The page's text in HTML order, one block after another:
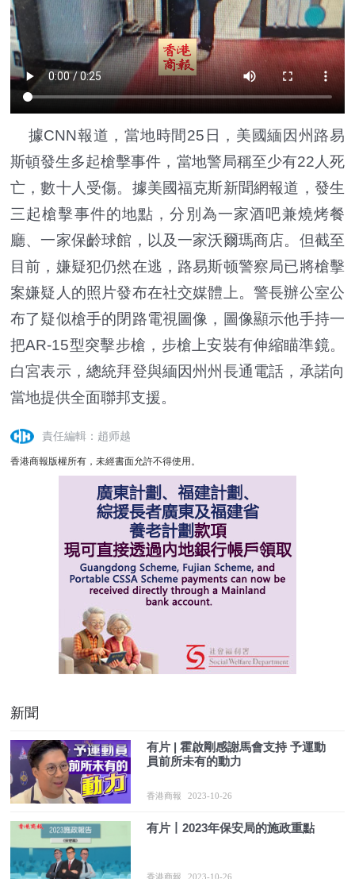
據CNN報道，當地時間25日，美國緬因州路易
斯頓發生多起槍擊事件，當地警局稱至少有22人死
亡，數十人受傷。據美國福克斯新聞網報道，發生
三起槍擊事件的地點，分別為一家酒吧兼燒烤餐
廳、一家保齡球館，以及一家沃爾瑪商店。但截至
目前，嫌疑犯仍然在逃，路易斯顿警察局已將槍擊
案嫌疑人的照片發布在社交媒體上。警長辦公室公
布了疑似槍手的閉路電視圖像，圖像顯示他手持一
把AR-15型突擊步槍，步槍上安裝有伸縮瞄準鏡。
白宮表示，總統拜登與緬因州州長通電話，承諾向
當地提供全面聯邦支援。
責任編輯：趙师越
香港商報版權所有，未經書面允許不得使用。
新聞
有片 | 霍啟剛感謝馬會支持 予運動
員前所未有的動力
香港商報 2023-10-26
有片丨2023年保安局的施政重點
香港商報 2023-10-26